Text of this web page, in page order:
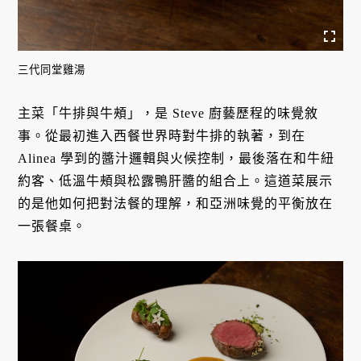
三代同堂雞湯
主菜「牛排與牛頰」，是 Steve 廚藝歷程的味覺敘
事。從最初進入西餐世界時對牛排的執著，到在
Alinea 學到的醬汁邏輯與火候控制，最後落在和牛紐
約客、低溫牛頰與松露鴨肝醬的組合上。這道菜展示
的是他如何把對法餐的理解，和亞洲味覺的平衡放在
一張餐桌。